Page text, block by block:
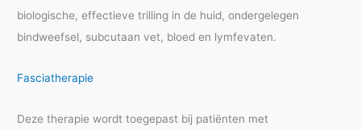
biologische, effectieve trilling in de huid, ondergelegen
bindweefsel, subcutaan vet, bloed en lymfevaten.
Fasciatherapie
Deze therapie wordt toegepast bij patiënten met